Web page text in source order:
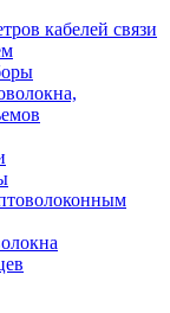
кабелей связи